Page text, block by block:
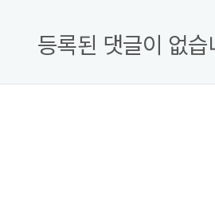
등록된 댓글이 없습